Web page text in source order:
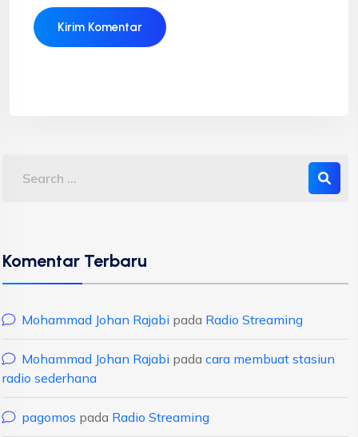
Komentar Terbaru
Mohammad Johan Rajabi pada Radio Streaming
Mohammad Johan Rajabi pada cara membuat stasiun
radio sederhana
pagomos pada Radio Streaming